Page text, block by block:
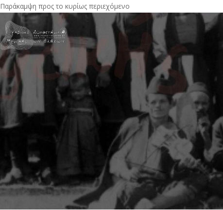
Παράκαμψη προς το κυρίως περιεχόμενο